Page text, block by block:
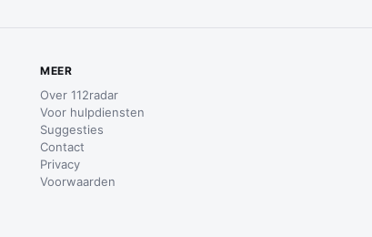
MEER
Over 112radar
Voor hulpdiensten
Suggesties
Contact
Privacy
Voorwaarden